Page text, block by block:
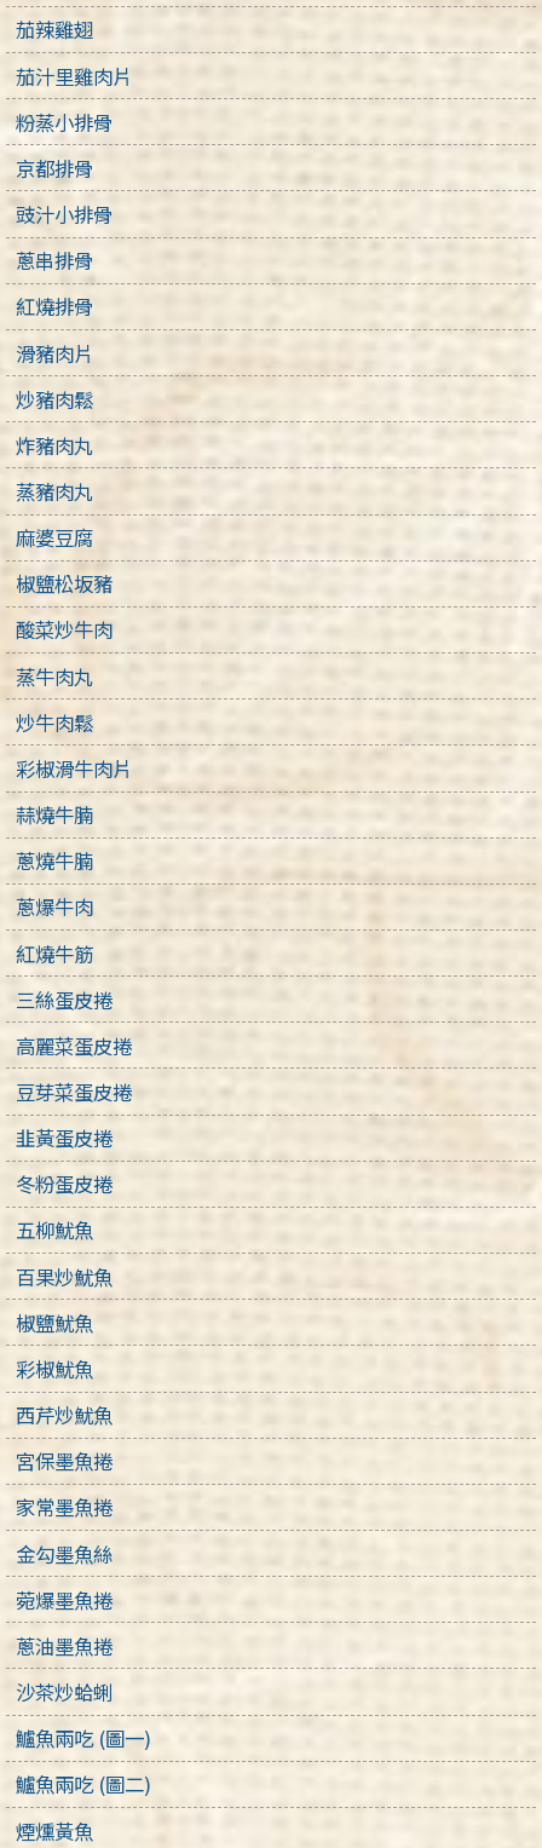
茄辣雞翅
茄汁里雞肉片
粉蒸小排骨
京都排骨
豉汁小排骨
蔥串排骨
紅燒排骨
滑豬肉片
炒豬肉鬆
炸豬肉丸
蒸豬肉丸
麻婆豆腐
椒鹽松坂豬
酸菜炒牛肉
蒸牛肉丸
炒牛肉鬆
彩椒滑牛肉片
蒜燒牛腩
蔥燒牛腩
蔥爆牛肉
紅燒牛筋
三絲蛋皮捲
高麗菜蛋皮捲
豆芽菜蛋皮捲
韭黃蛋皮捲
冬粉蛋皮捲
五柳魷魚
百果炒魷魚
椒鹽魷魚
彩椒魷魚
西芹炒魷魚
宮保墨魚捲
家常墨魚捲
金勾墨魚絲
菀爆墨魚捲
蔥油墨魚捲
沙茶炒蛤蜊
鱸魚兩吃 (圖一)
鱸魚兩吃 (圖二)
煙燻黃魚